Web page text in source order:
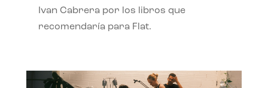
Ivan Cabrera por los libros que
recomendaría para Flat.